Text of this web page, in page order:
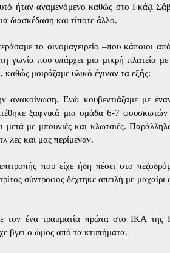
ήταν αναμενόμενο καθώς στο Γκάζι
διασκέδαση και τίποτε άλλο.
το οινομαγειρείο –που κάποιοι
γωνία που υπάρχει μια μικρή
μοιράζαμε υλικό έγιναν τα εξής:
ανακοίνωση. Ενώ κουβεντιάζαμε με
ξαφνικά μια ομάδα 6-7
με μπουνιές και κλωτσιές.
λες και μας περίμεναν.
που είχε ήδη πέσει στο
σύντροφος δέχτηκε απειλή με
τον ένα τραυματία πρώτα στο ΙΚΑ της
βγει ο ώμος από τα κτυπήματα.